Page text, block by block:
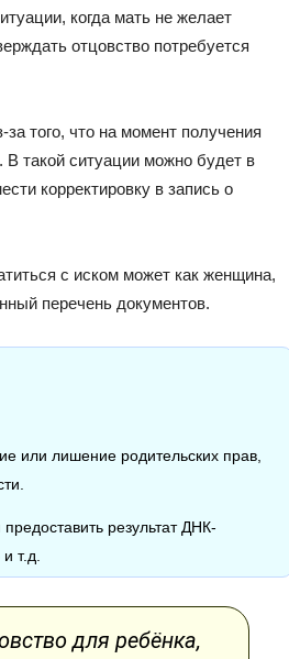
когда мать не желает
отцовство потребуется
того, что на момент получения
В такой ситуации можно будет в
корректировку в запись о
с иском может как женщина,
перечень документов.
или лишение родительских прав,
результат ДНК-
т.д.
для ребёнка,